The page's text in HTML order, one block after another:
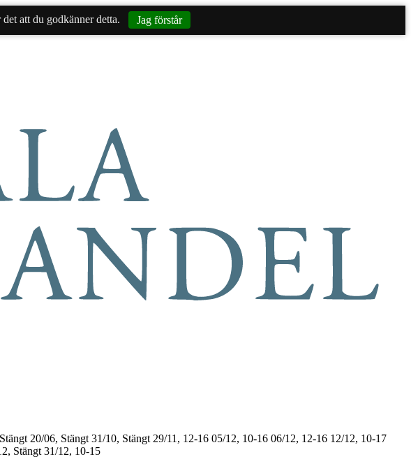
att du godkänner detta.
Jag förstår
20/06, Stängt 31/10, Stängt 29/11, 12-16 05/12, 10-16 06/12, 12-16 12/12, 10-17
Stängt 31/12, 10-15